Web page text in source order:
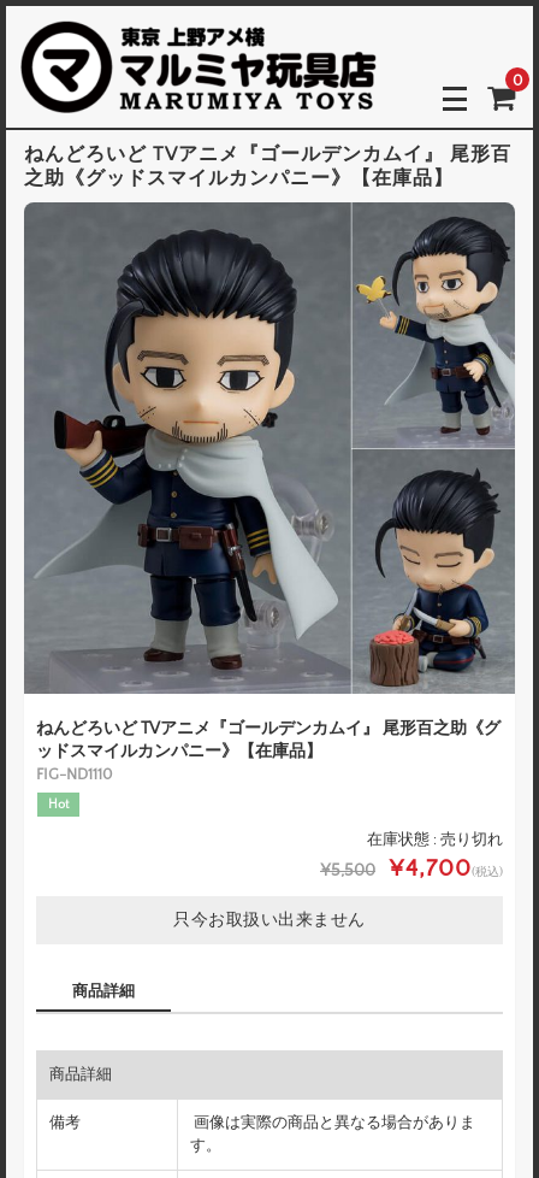
0
ねんどろいど TVアニメ『ゴールデンカムイ』 尾形百
之助《グッドスマイルカンパニー》【在庫品】
ねんどろいど TVアニメ『ゴールデンカムイ』 尾形百之助《グ
ッドスマイルカンパニー》【在庫品】
FIG-ND1110
Hot
在庫状態 : 売り切れ
¥5,500 ¥4,700(税込)
只今お取扱い出来ません
商品詳細
商品詳細
備考
画像は実際の商品と異なる場合がありま
す。